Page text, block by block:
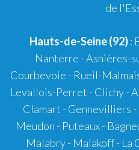
de
Hauts-de-Seine (92):
Nanterre - Asnières-
Courbevoie - Rueil-
Levallois-Perret - Clichy -
Clamart - Gennevilliers
Meudon - Puteaux -
Malabry - Malakoff - La